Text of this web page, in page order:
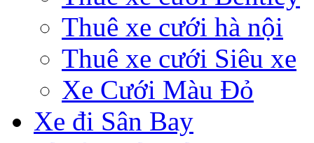
Thuê xe cưới hà nội
Thuê xe cưới Siêu xe
Xe Cưới Màu Đỏ
Xe đi Sân Bay